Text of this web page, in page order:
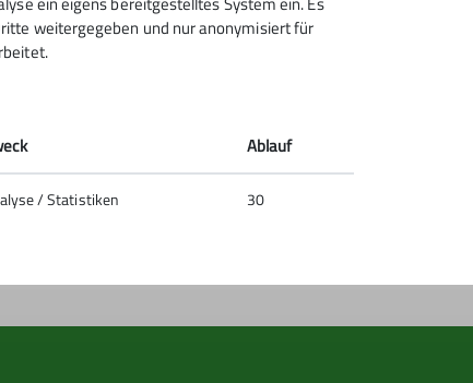
Schulstraße 13
73312 Geislingen
weitergegeben und nur anonymisiert für
Ablauf
/ Statistiken 30